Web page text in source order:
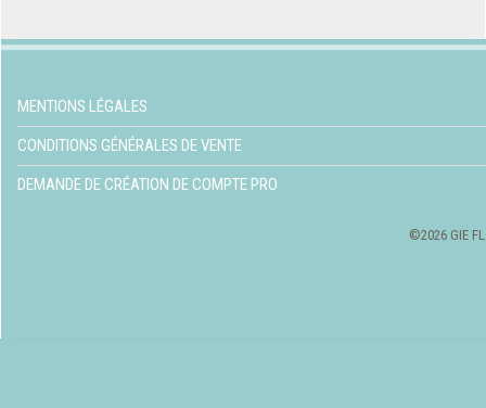
MENTIONS LÉGALES
CONDITIONS GÉNÉRALES DE VENTE
DEMANDE DE CRÉATION DE COMPTE PRO
©2026 GIE